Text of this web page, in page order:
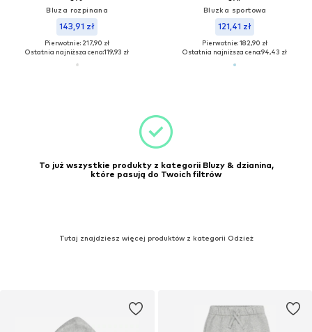
Bluza rozpinana
143,91 zł
Pierwotnie: 217,90 zł
Ostatnia najniższa cena:119,93 zł
Bluzka sportowa
121,41 zł
Pierwotnie: 182,90 zł
Ostatnia najniższa cena:94,43 zł
To już wszystkie produkty z kategorii Bluzy & dzianina,
które pasują do Twoich filtrów
Tutaj znajdziesz więcej produktów z kategorii Odzież